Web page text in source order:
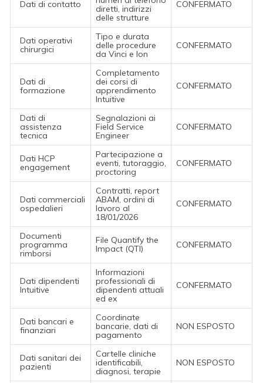
Dati di contatto
diretti, indirizzi
delle strutture
CONFERMATO
Dati operativi
chirurgici
Tipo e durata
delle procedure
da Vinci e Ion
CONFERMATO
Dati di
formazione
Completamento
dei corsi di
apprendimento
Intuitive
CONFERMATO
Dati di
assistenza
tecnica
Segnalazioni ai
Field Service
Engineer
CONFERMATO
Dati HCP
engagement
Partecipazione a
eventi, tutoraggio,
proctoring
CONFERMATO
Dati commerciali
ospedalieri
Contratti, report
ABAM, ordini di
lavoro al
18/01/2026
CONFERMATO
Documenti
programma
rimborsi
File Quantify the
Impact (QTI)
CONFERMATO
Dati dipendenti
Intuitive
Informazioni
professionali di
dipendenti attuali
ed ex
CONFERMATO
Dati bancari e
finanziari
Coordinate
bancarie, dati di
pagamento
NON ESPOSTO
Dati sanitari dei
pazienti
Cartelle cliniche
identificabili,
diagnosi, terapie
NON ESPOSTO